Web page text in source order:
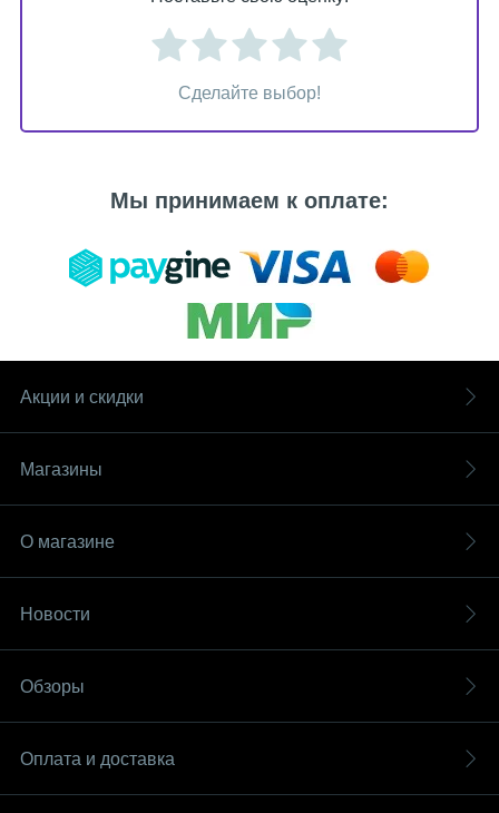
Сделайте выбор!
Мы принимаем к оплате:
Акции и скидки
Магазины
О магазине
Новости
Обзоры
Оплата и доставка